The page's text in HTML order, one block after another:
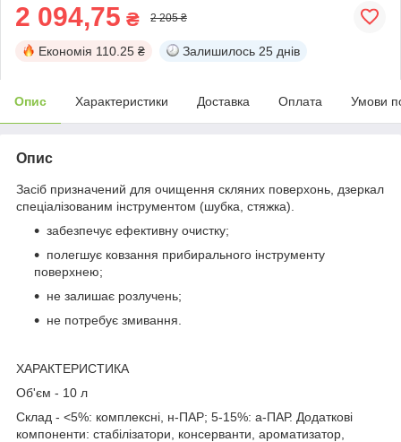
2 094,75 ₴ 2 205 ₴
Економія 110.25 ₴ Залишилось 25 днів
Опис Характеристики Доставка Оплата Умови
Опис
Засіб призначений для очищення скляних поверхонь, дзеркал
спеціалізованим інструментом (шубка, стяжка).
забезпечує ефективну очистку;
полегшує ковзання прибирального інструменту
поверхнею;
не залишає розлучень;
не потребує змивання.
ХАРАКТЕРИСТИКА
Об'єм - 10 л
Склад - <5%: комплексні, н-ПАР; 5-15%: а-ПАР. Додаткові
компоненти: стабілізатори, консерванти, ароматизатор,